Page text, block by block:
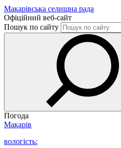
Макарівська селищна рада
Офіційний веб-сайт
Пошук по сайту
Погода
Макарів
вологість: